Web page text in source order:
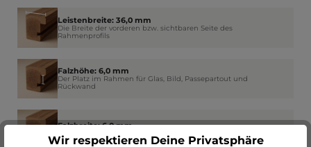
Leistenbreite: 36,0 mm
Die Breite der vorderen bzw. sichtbaren Seite des
Rahmenprofils
Falzhöhe: 6,0 mm
Der Platz im Rahmen für Glas, Bild, Passepartout und
Rückwand
Falzbreite: 6,0 mm
Wie weit der Rahmen am Rand das Glas überdeckt
Wir respektieren Deine Privatsphäre